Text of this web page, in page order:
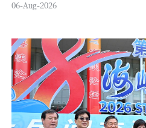
06-Aug-2026